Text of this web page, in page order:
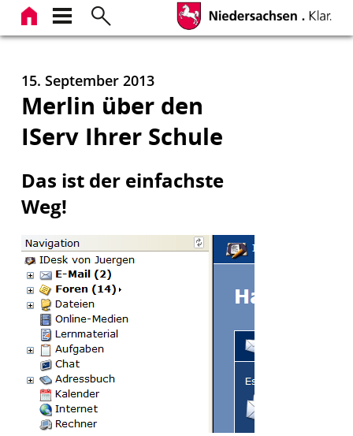
Zum
Inhalt
15. September 2013
Merlin über den
IServ Ihrer Schule
Das ist der einfachste
Weg!